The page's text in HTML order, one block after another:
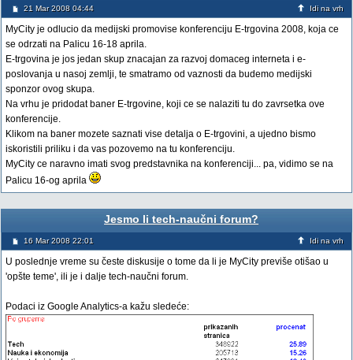
21 Mar 2008 04:44 Idi na vrh
MyCity je odlucio da medijski promovise konferenciju E-trgovina 2008, koja ce
se odrzati na Palicu 16-18 aprila.
E-trgovina je jos jedan skup znacajan za razvoj domaceg interneta i e-
poslovanja u nasoj zemlji, te smatramo od vaznosti da budemo medijski
sponzor ovog skupa.
Na vrhu je pridodat baner E-trgovine, koji ce se nalaziti tu do zavrsetka ove
konferencije.
Klikom na baner mozete saznati vise detalja o E-trgovini, a ujedno bismo
iskoristili priliku i da vas pozovemo na tu konferenciju.
MyCity ce naravno imati svog predstavnika na konferenciji... pa, vidimo se na
Palicu 16-og aprila
Jesmo li tech-naučni forum?
16 Mar 2008 22:01 Idi na vrh
U poslednje vreme su česte diskusije o tome da li je MyCity previše otišao u
'opšte teme', ili je i dalje tech-naučni forum.
Podaci iz Google Analytics-a kažu sledeće: